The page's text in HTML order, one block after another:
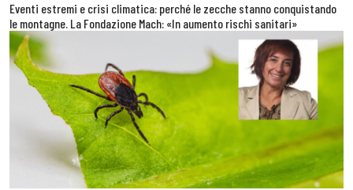
Eventi estremi e crisi climatica: perché le zecche stanno conquistando
le montagne. La Fondazione Mach: «In aumento rischi sanitari»